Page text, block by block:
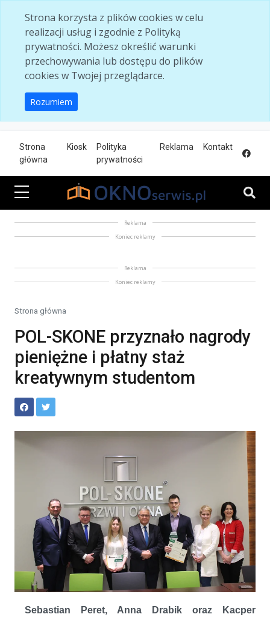
Strona korzysta z plików cookies w celu
realizacji usług i zgodnie z Polityką
prywatności. Możesz określić warunki
przechowywania lub dostępu do plików
cookies w Twojej przeglądarce.
Rozumiem
Strona
główna
Kiosk
Polityka
prywatności
Reklama Kontakt
Reklama
Koniec reklamy
Reklama
Koniec reklamy
Strona główna
POL-SKONE przyznało nagrody
pieniężne i płatny staż
kreatywnym studentom
studentom
Sebastian Peret, Anna Drabik oraz Kacper